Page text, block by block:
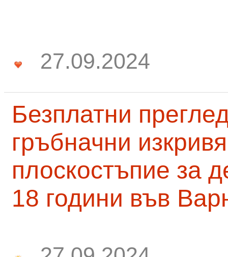
27.09.2024
Безплатни
гръбначни
плоскостъпие за
18 години във